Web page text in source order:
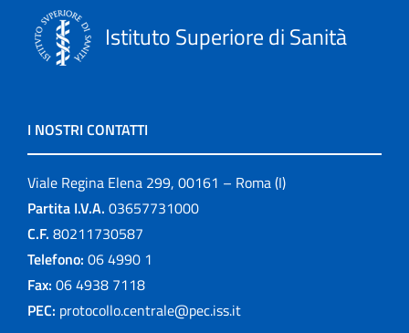
Istituto Superiore di Sanità
I NOSTRI CONTATTI
Viale Regina Elena 299, 00161 – Roma (I)
Partita I.V.A. 03657731000
C.F. 80211730587
Telefono: 06 4990 1
Fax: 06 4938 7118
PEC: protocollo.centrale@pec.iss.it